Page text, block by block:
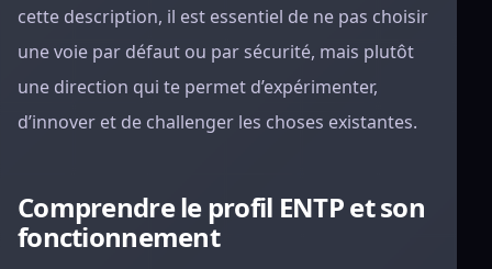
cette description, il est essentiel de ne pas choisir
une voie par défaut ou par sécurité, mais plutôt
une direction qui te permet d’expérimenter,
d’innover et de challenger les choses existantes.
Comprendre le profil ENTP et son
fonctionnement